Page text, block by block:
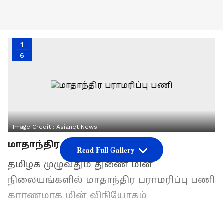
1
6
Image Credit :Asianet News
மாதாந்திர பராமரிப்பு பணி
தமிழக முழுவதும் துணை மின்
நிலையங்களில் மாதாந்திர பராமரிப்பு பணி
காரணமாக மின் விநியோகம்
Read Full Gallery